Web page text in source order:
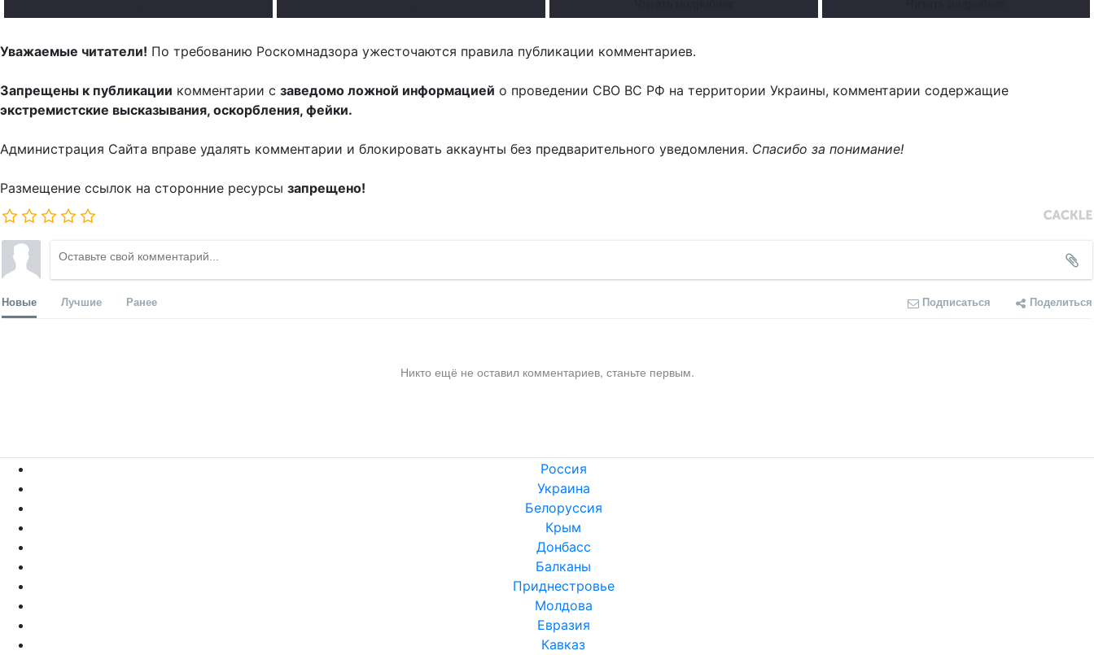
Уважаемые читатели! По требованию Роскомнадзора ужесточаются правила публикации комментариев.
Запрещены к публикации комментарии с заведомо ложной информацией о проведении СВО ВС РФ на территории Украины, комментарии содержащие
экстремистские высказывания, оскорбления, фейки.
Администрация Сайта вправе удалять комментарии и блокировать аккаунты без предварительного уведомления. Спасибо за понимание!
Размещение ссылок на сторонние ресурсы запрещено!
Новые Лучшие Ранее Подписаться Поделиться
Никто ещё не оставил комментариев, станьте первым.
Россия
Украина
Белоруссия
Крым
Донбасс
Балканы
Приднестровье
Молдова
Евразия
Кавказ